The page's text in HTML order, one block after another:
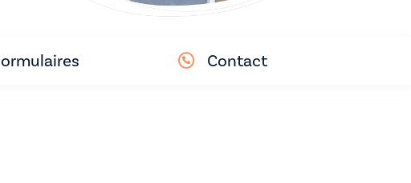
Contact